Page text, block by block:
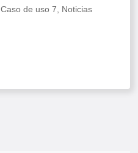
Caso de uso 7 Noticias